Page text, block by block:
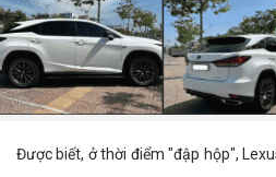
Được biết, ở thời điểm "đập hộp",